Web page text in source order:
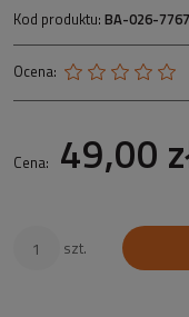
Kod produktu: BA-026-7767
Ocena:
Cena: 49,00
szt.